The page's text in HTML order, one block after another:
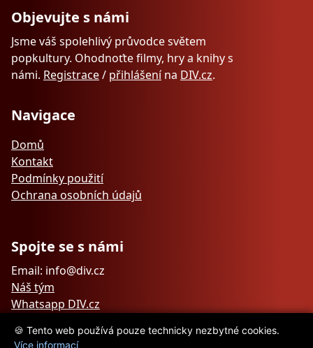
Objevujte s námi
Jsme váš spolehlivý průvodce světem
popkultury. Ohodnoťte filmy, hry a knihy s
námi. Registrace/ přihlášenína DIV.cz.
Navigace
Domů
Kontakt
Podmínky použití
Ochrana osobních údajů
Spojte se s námi
Email: info@div.cz
Náš tým
Whatsapp DIV.cz
🍪 Tento web používá pouze technicky nezbytné cookies.
Více informací